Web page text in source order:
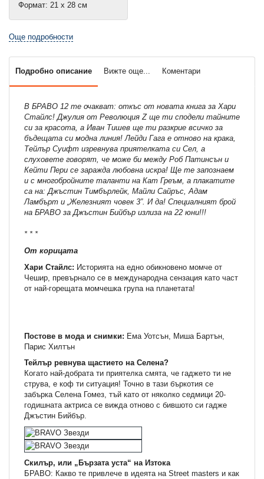
Формат: 21 х 28 см
Още подробности
Подробно описание Вижте още... Коментари
В БРАВО 12 те очакват: откъс от новата книга за Хари
Стайлс! Джулия от Революция Z ще ти сподели тайните
си за красота, а Иван Тишев ще ти разкрие всичко за
бъдещата си модна линия! Лейди Гага е отново на крака,
Тейлър Суифт изревнува приятелката си Сел, а
слуховете говорят, че може би между Роб Патинсън и
Кейти Пери се заражда любовна искра! Ще те запознаем
и с многобройните таланти на Кат Греъм, а плакатите
са на: Джъстин Тимбърлейк, Майли Сайръс, Адам
Ламбърт и „Железният човек 3”. И да! Специалният брой
на БРАВО за Джъстин Бийбър излиза на 22 юни!!!
* * *
От корицата
Хари Стайлс: Историята на едно обикновено момче от
Чешир, превърнало се в международна сензация като част
от най-горещата момчешка група на планетата!
Постове в мода и снимки: Ема Уотсън, Миша Бартън,
Парис Хилтън
Тейлър ревнува щастието на Селена?
Когато най-добрата ти приятелка смята, че гаджето ти не
струва, е коф ти ситуация! Точно в тази бъркотия се
забърка Селена Гомез, тъй като от няколко седмици 20-
годишната актриса се вижда отново с бившото си гадже
Джъстин Бийбър.
Скилър, или „Бързата уста“ на Изтока
БРАВО: Какво те привлече в идеята на Street masters и как